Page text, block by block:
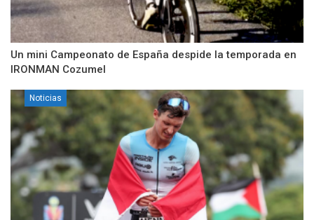
Un mini Campeonato de España despide la temporada en
IRONMAN Cozumel
Noticias